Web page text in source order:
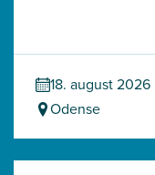
18. august 2026
Odense